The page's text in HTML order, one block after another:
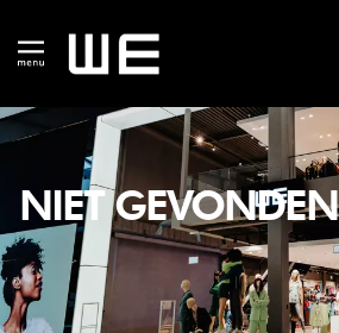
NIET GEVONDEN